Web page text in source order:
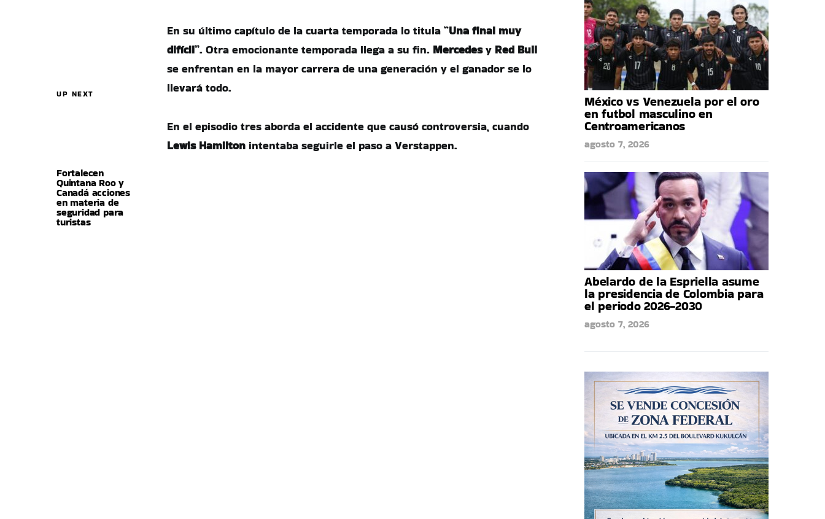
UP NEXT
Fortalecen
Quintana Roo y
Canadá acciones
en materia de
seguridad para
turistas
En su último capítulo de la cuarta temporada lo titula “Una final muy
difícil”. Otra emocionante temporada llega a su fin. Mercedesy Red Bull
se enfrentan en la mayor carrera de una generación y el ganador se lo
llevará todo.
En el episodio tres aborda el accidente que causó controversia, cuando
Lewis Hamilton intentaba seguirle el paso a Verstappen.
México vs Venezuela por el oro
en futbol masculino en
Centroamericanos
agosto 7, 2026
Abelardo de la Espriella asume
la presidencia de Colombia para
el periodo 2026-2030
agosto 7, 2026